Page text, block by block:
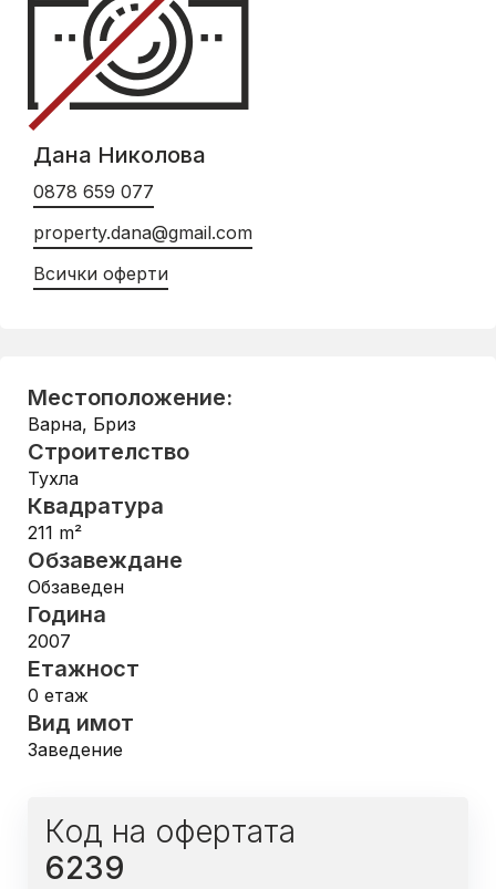
Дана Николова
0878 659 077
property.dana@gmail.com
Всички оферти
Местоположение:
Варна, Бриз
Строителство
Тухла
Квадратура
211 m²
Обзавеждане
Обзаведен
Година
2007
Етажност
0 етаж
Вид имот
Заведение
Код на офертата
6239